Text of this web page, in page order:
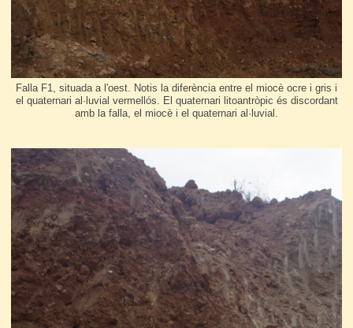
Falla F1, situada a l'oest. Notis la diferència entre el miocè ocre i gris i
el quaternari al·luvial vermellós. El quaternari litoantròpic és discordant
amb la falla, el miocè i el quaternari al·luvial.